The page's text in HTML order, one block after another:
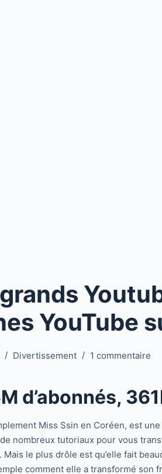
YouTube
Divertissement 1 commentaire
d’abonnés,
Miss Ssin en Coréen, est
nombreux tutoriaux pour vous
le plus drôle est qu’elle fait
comment elle a transformé son